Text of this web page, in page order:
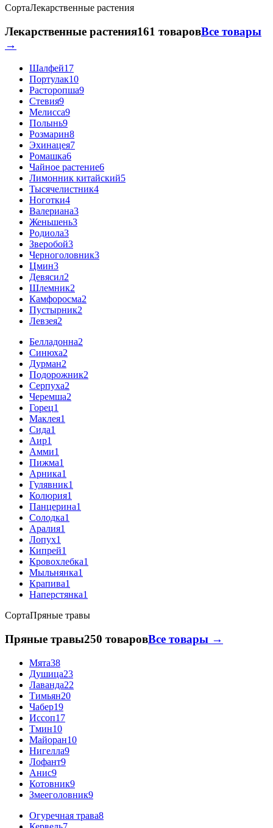
СортаЛекарственные растения
Лекарственные растения161 товаровВсе товары
→
Шалфей17
Портулак10
Расторопша9
Стевия9
Мелисса9
Полынь9
Розмарин8
Эхинацея7
Ромашка6
Чайное растение6
Лимонник китайский5
Тысячелистник4
Ноготки4
Валериана3
Женьшень3
Родиола3
Зверобой3
Черноголовник3
Цмин3
Девясил2
Шлемник2
Камфоросма2
Пустырник2
Левзея2
Белладонна2
Синюха2
Дурман2
Подорожник2
Серпуха2
Черемша2
Горец1
Маклея1
Сида1
Аир1
Амми1
Пижма1
Арника1
Гулявник1
Колюрия1
Панцерина1
Солодка1
Аралия1
Лопух1
Кипрей1
Кровохлебка1
Мыльнянка1
Крапива1
Наперстянка1
СортаПряные травы
Пряные травы250 товаровВсе товары →
Мята38
Душица23
Лаванда22
Тимьян20
Чабер19
Иссоп17
Тмин10
Майоран10
Нигелла9
Лофант9
Анис9
Котовник9
Змееголовник9
Огуречная трава8